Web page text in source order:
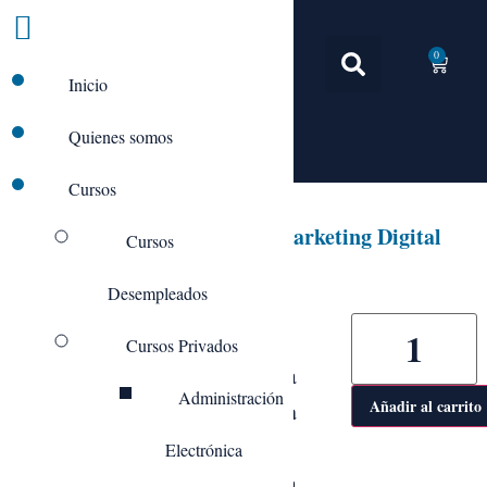
0
COMM15_Especialista en Marketing Digital
Objetivo general de esta
Acción Formativa
Añadir al carrito
Inicio
Quienes somos
Cursos
Cursos
Desempleados
Cursos Privados
Administración
Electrónica